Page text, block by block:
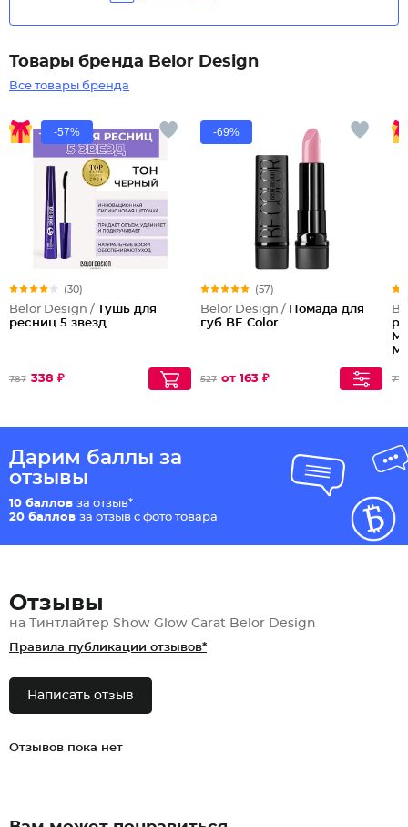
Товары бренда Belor Design
Все товары бренда
-57%
(30)
Belor Design / Тушь для
ресниц 5 звезд
787 338 ₽
-69%
(57)
Belor Design / Помада для
губ BE Color
527 от 163 ₽ 772
Дарим баллы за
отзывы
10 баллов за отзыв*
20 баллов за отзыв с фото товара
Отзывы
на Тинтлайтер Show Glow Carat Belor Design
Правила публикации отзывов*
Написать отзыв
Отзывов пока нет